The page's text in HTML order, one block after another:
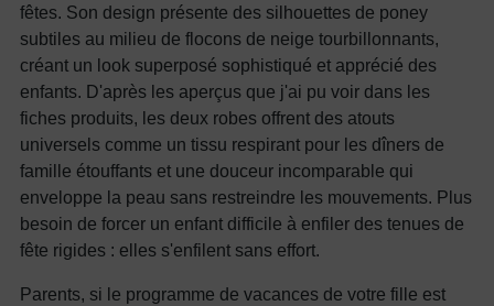
fêtes. Son design présente des silhouettes de poney
subtiles au milieu de flocons de neige tourbillonnants,
créant un look superposé sophistiqué et apprécié des
enfants. D'après les aperçus que j'ai pu voir dans les
fiches produits, les deux robes offrent des atouts
universels comme un tissu respirant pour les dîners de
famille étouffants et une douceur incomparable qui
enveloppe la peau sans restreindre les mouvements. Plus
besoin de forcer un enfant difficile à enfiler des tenues de
fête rigides : elles s'enfilent sans effort.
Parents, si le programme de vacances de votre fille est